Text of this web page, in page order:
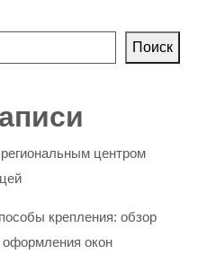
Поиск
центром
крепления: обзор
окон